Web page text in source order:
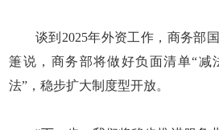
谈到2025年外资工作，商务部国
箑说，商务部将做好负面清单“减
法”，稳步扩大制度型开放。